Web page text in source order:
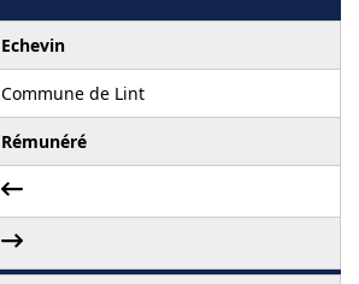
Echevin
Commune de Lint
Rémunéré